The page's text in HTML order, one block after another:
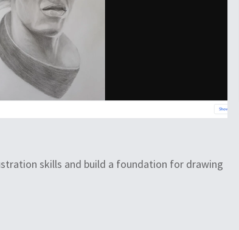
skills and build a foundation for drawing